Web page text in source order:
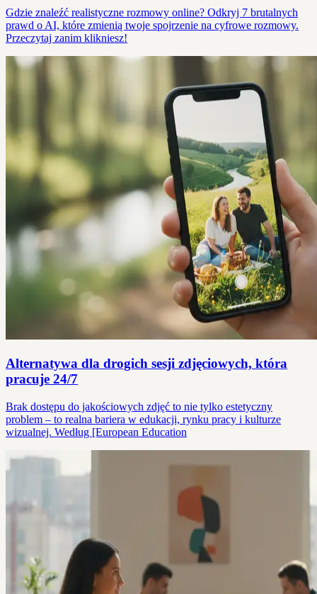
Gdzie znaleźć realistyczne rozmowy online? Odkryj 7 brutalnych
prawd o AI, które zmienią twoje spojrzenie na cyfrowe rozmowy.
Przeczytaj zanim klikniesz!
Alternatywa dla drogich sesji zdjęciowych, która
pracuje 24/7
Brak dostępu do jakościowych zdjęć to nie tylko estetyczny
problem – to realna bariera w edukacji, rynku pracy i kulturze
wizualnej. Według [European Education